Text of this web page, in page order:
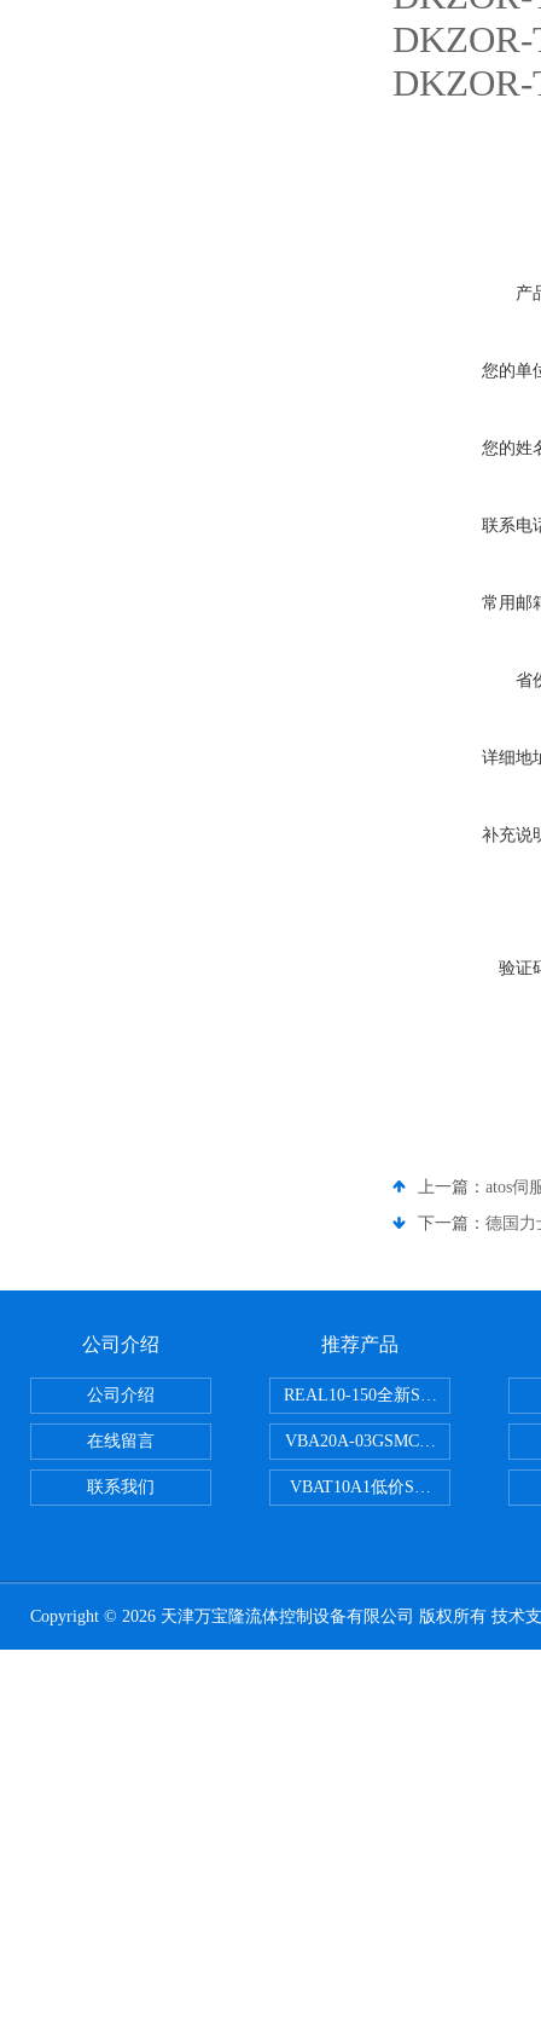
DKZOR-
产
您的单
您的姓
联系电
常用邮
省
详细地
补充说
验证
上一篇： atos伺
下一篇： 德国力
公司介绍
公司介绍
在线留言
联系我们
推荐产品
REAL10-150全新SMC正弦无杆缸
VBA20A-03GSMC增压阀VBA-
VBAT10A1低价SMC储气罐VBAT
Copyright © 2026 天津万宝隆流体控制设备有限公司 版权所有 技术